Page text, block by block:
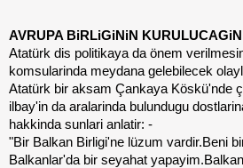
AVRUPA BiRLiGiNiN
Atatürk dis politikaya da önem
komsularinda meydana gelebilecek
Atatürk bir aksam Çankaya Köskü'nde
ilbay'in da aralarinda bulundugu
hakkinda sunlari anlatir: -
"Bir Balkan Birligi'ne lüzum vardir.Beni
Balkanlar'da bir seyahat